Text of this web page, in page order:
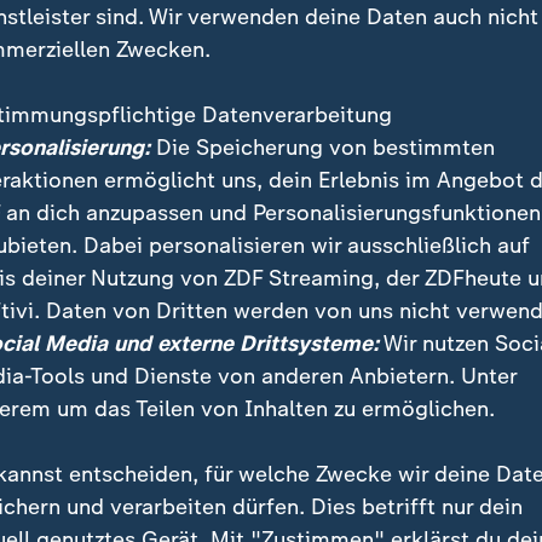
Einheit und trotzdem nicht geeint? Noch immer
wahrgenommen, kritisiert Journalistin
sind. Wir verwenden deine Daten auch nicht
Zwecken.
Datenverarbeitung
Die Speicherung von bestimmten
ermöglicht uns, dein Erlebnis im Angebot
an dich anzupassen und Personalisierungsfunktionen
Dabei personalisieren wir ausschließlich auf
deiner Nutzung von ZDF Streaming, der ZDFheute
Daten von Dritten werden von uns nicht
Media und externe Drittsysteme:Wir nutzen
Tools und Dienste von anderen Anbietern. Unter
um das Teilen von Inhalten zu ermöglichen.
entscheiden, für welche Zwecke wir deine
und verarbeiten dürfen. Dies betrifft nur dein